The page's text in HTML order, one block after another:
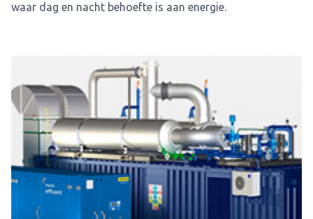
waar dag en nacht behoefte is aan energie.